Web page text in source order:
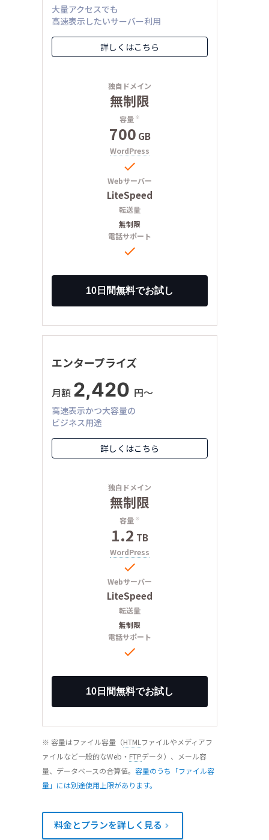
大量アクセスでも
高速表示したいサーバー利用
詳しくはこちら
独自ドメイン
無制限
容量 ※
700 GB
WordPress

Webサーバー
LiteSpeed
転送量
無制限
電話サポート

エンタープライズ
月額 2,420 円〜
高速表示かつ大容量の
ビジネス用途
詳しくはこちら
独自ドメイン
無制限
容量 ※
1.2 TB
WordPress

Webサーバー
LiteSpeed
転送量
無制限
電話サポート

※ 容量はファイル容量（HTML ファイルやメディアフ
ァイルなど一般的なWeb・ FTPデータ）、メール容
量、データベースの合算値。 容量のうち「ファイル容
量」には別途使用上限があります。
料金とプランを詳しく見る